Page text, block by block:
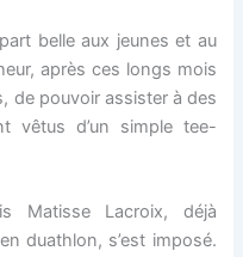
belle aux jeunes et au
après ces longs mois
de pouvoir assister à des
vêtus d’un simple tee-
Matisse Lacroix, déjà
duathlon, s’est imposé.